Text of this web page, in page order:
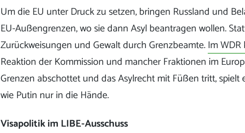
Um die EU unter Druck zu setzen, bringen Russland und
EU-Außengrenzen, wo sie dann Asyl beantragen wollen.
Zurückweisungen und Gewalt durch Grenzbeamte.Im WDR
Reaktion der Kommission und mancher Fraktionen im
Grenzen abschottet und das Asylrecht mit Füßen tritt, spielt
wie Putin nur in die Hände.
Visapolitik im LIBE-Ausschuss